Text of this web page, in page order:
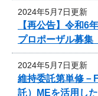
2024年5月7日更新
【再公告】令和6
プロポーザル募集
2024年5月7日更新
維持委託第単修
託）MEを活用し